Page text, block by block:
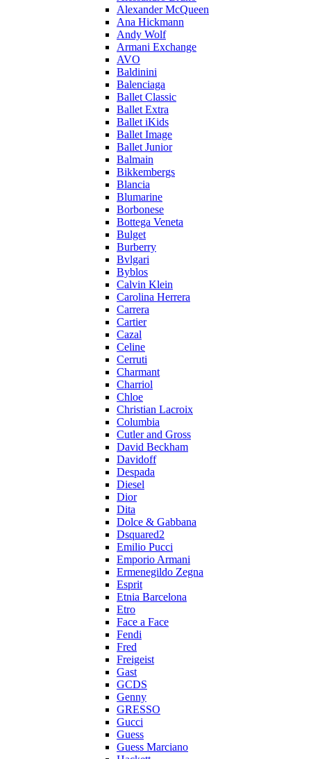
Alexander McQueen
Ana Hickmann
Andy Wolf
Armani Exchange
AVO
Baldinini
Balenciaga
Ballet Classic
Ballet Extra
Ballet iKids
Ballet Image
Ballet Junior
Balmain
Bikkembergs
Blancia
Blumarine
Borbonese
Bottega Veneta
Bulget
Burberry
Bvlgari
Byblos
Calvin Klein
Carolina Herrera
Carrera
Cartier
Cazal
Celine
Cerruti
Charmant
Charriol
Chloe
Christian Lacroix
Columbia
Cutler and Gross
David Beckham
Davidoff
Despada
Diesel
Dior
Dita
Dolce & Gabbana
Dsquared2
Emilio Pucci
Emporio Armani
Ermenegildo Zegna
Esprit
Etnia Barcelona
Etro
Face a Face
Fendi
Fred
Freigeist
Gast
GCDS
Genny
GRESSO
Gucci
Guess
Guess Marciano